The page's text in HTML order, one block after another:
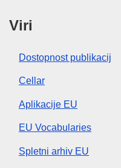
Viri
Dostopnost publikacij
Cellar
Aplikacije EU
EU Vocabularies
Spletni arhiv EU